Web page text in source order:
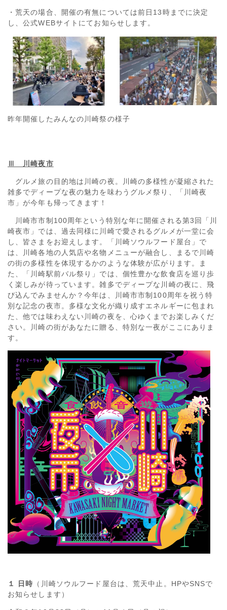
・荒天の場合、開催の有無については前日13時までに決定
し、公式WEBサイトにてお知らせします。
昨年開催したみんなの川崎祭の様子
Ⅲ 川崎夜市
グルメ旅の目的地は川崎の夜。川崎の多様性が凝縮された
雑多でディープな夜の魅力を味わうグルメ祭り、「川崎夜
市」が今年も帰ってきます！
川崎市市制100周年という特別な年に開催される第3回「川
崎夜市」では、過去同様に川崎で愛されるグルメが一堂に会
し、皆さまをお迎えします。「川崎ソウルフード屋台」で
は、川崎各地の人気店や名物メニューが融合し、まるで川崎
の街の多様性を体現するかのような体験が広がります。ま
た、「川崎駅前バル祭り」では、個性豊かな飲食店を巡り歩
く楽しみが待っています。雑多でディープな川崎の夜に、飛
び込んでみませんか？今年は、川崎市市制100周年を祝う特
別な記念の夜市。多様な文化が織り成すエネルギーに包まれ
た、他では味わえない川崎の夜を、心ゆくまでお楽しみくだ
さい。川崎の街があなたに贈る、特別な一夜がここにありま
す。
１ 日時 （川崎ソウルフード屋台は、荒天中止。HPやSNSで
お知らせします）